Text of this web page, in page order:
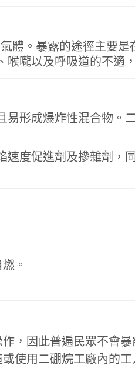
氣體。暴露的途徑主要
嚨以及呼吸道的不適
形成爆炸性混合物。
度促進劑及摻雜劑，
。
，因此普遍民眾不會暴
使用二硼烷工廠內的